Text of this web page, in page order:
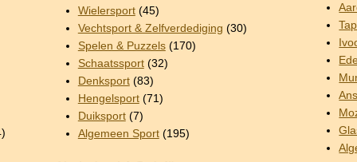
Wielersport(45)
Vechtsport & Zelfverdediging (30)
Spelen & Puzzels(170)
Schaatssport(32)
Denksport(83)
Hengelsport(71)
Duiksport(7)
Algemeen Sport(195)